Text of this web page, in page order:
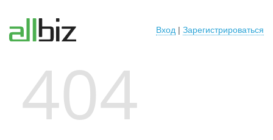
Вход | Зарегистрироваться
404